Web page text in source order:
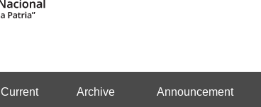
Current Archive Announcement